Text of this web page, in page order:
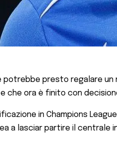
potrebbe presto regalare
che ora è finito con
in Champions
a lasciar partire il